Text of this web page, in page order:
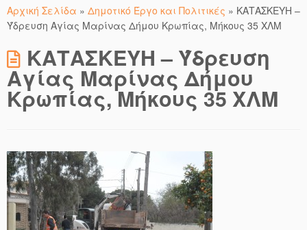
στο
περιεχόμενο
Αρχική Σελίδα » Δημοτικό Έργο και Πολιτικές » ΚΑΤΑΣΚΕΥΗ –
Ύδρευση Αγίας Μαρίνας Δήμου Κρωπίας, Μήκους 35 ΧΛΜ
ΚΑΤΑΣΚΕΥΗ – Ύδρευση
Αγίας Μαρίνας Δήμου
Κρωπίας, Μήκους 35 ΧΛΜ